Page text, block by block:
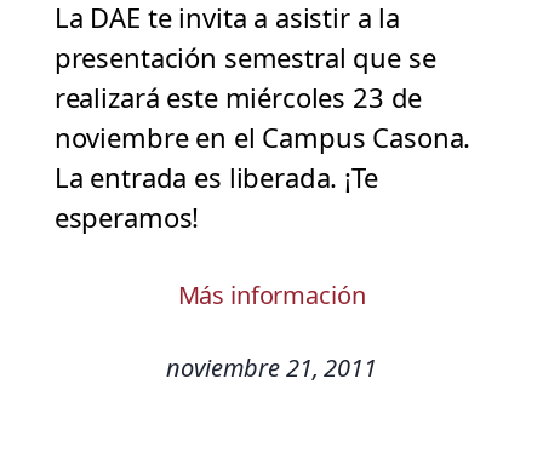
La DAE te invita a asistir a la
presentación semestral que se
realizará este miércoles 23 de
noviembre en el Campus Casona.
La entrada es liberada. ¡Te
esperamos!
Más información
noviembre 21, 2011